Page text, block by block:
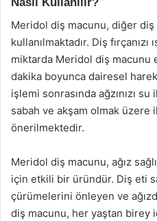
Meridol diş macunu, diğer
kullanılmaktadır. Diş
miktarda Meridol diş macunu
dakika boyunca dairesel
işlemi sonrasında ağzınızı
sabah ve akşam olmak üzere
önerilmektedir.
Meridol diş macunu, ağız
için etkili bir üründür. Diş eti
çürümelerini önleyen ve
diş macunu, her yaştan birey